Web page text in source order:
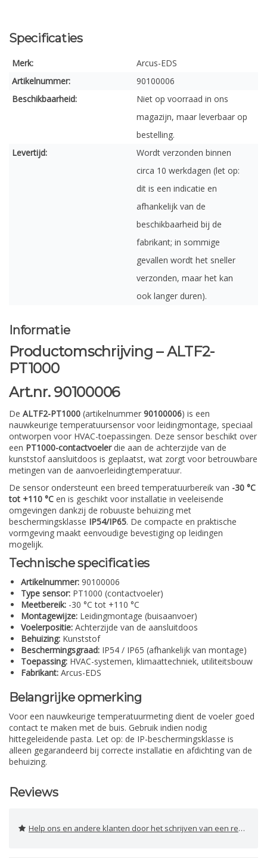
Specificaties
Merk:
Arcus-EDS
Artikelnummer:
90100006
Beschikbaarheid:
Niet op voorraad in ons
magazijn, maar leverbaar op
bestelling.
Levertijd:
Wordt verzonden binnen
circa 10 werkdagen (let op:
dit is een indicatie en
afhankelijk van de
beschikbaarheid bij de
fabrikant; in sommige
gevallen wordt het sneller
verzonden, maar het kan
ook langer duren).
Informatie
Productomschrijving – ALTF2-
PT1000
Art.nr. 90100006
De ALTF2-PT1000 (artikelnummer 90100006) is een
nauwkeurige temperatuursensor voor leidingmontage, speciaal
ontworpen voor HVAC-toepassingen. Deze sensor beschikt over
een PT1000-contactvoelerdie aan de achterzijde van de
kunststof aansluitdoos is geplaatst, wat zorgt voor betrouwbare
metingen van de aanvoerleidingtemperatuur.
De sensor ondersteunt een breed temperatuurbereik van -30 °C
tot +110 °C en is geschikt voor installatie in veeleisende
omgevingen dankzij de robuuste behuizing met
beschermingsklasse IP54/IP65. De compacte en praktische
vormgeving maakt eenvoudige bevestiging op leidingen
mogelijk.
Technische specificaties
Artikelnummer: 90100006
Type sensor: PT1000 (contactvoeler)
Meetbereik: -30 °C tot +110 °C
Montagewijze: Leidingmontage (buisaanvoer)
Voelerpositie: Achterzijde van de aansluitdoos
Behuizing: Kunststof
Beschermingsgraad: IP54 / IP65 (afhankelijk van montage)
Toepassing: HVAC-systemen, klimaattechniek, utiliteitsbouw
Fabrikant: Arcus-EDS
Belangrijke opmerking
Voor een nauwkeurige temperatuurmeting dient de voeler goed
contact te maken met de buis. Gebruik indien nodig
hittegeleidende pasta. Let op: de IP-beschermingsklasse is
alleen gegarandeerd bij correcte installatie en afdichting van de
behuizing.
Reviews
Help ons en andere klanten door het schrijven van een review